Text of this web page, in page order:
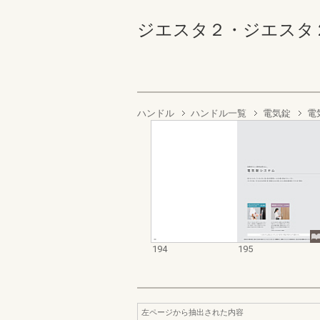
ジエスタ２・ジエスタ
ハンドル ハンドル一覧 電気錠 電
194 195
左ページから抽出された内容